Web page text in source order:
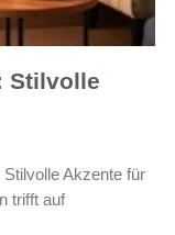
Stilvolle
Akzente für
trifft auf